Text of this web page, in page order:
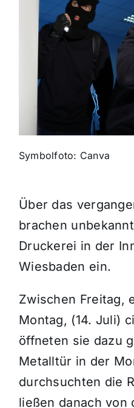
Panorama
Mein Stadtteil
Galerie
Verkehrsmeldungen
Polizeimeldungen
Themen und Termine
Symbolfoto: Canva
Über das
brachen
Druckerei in der
Wiesbaden ein.
Zwischen Freitag,
Montag, (14. Juli)
öffneten sie dazu
Metalltür in der
durchsuchten die
ließen danach von